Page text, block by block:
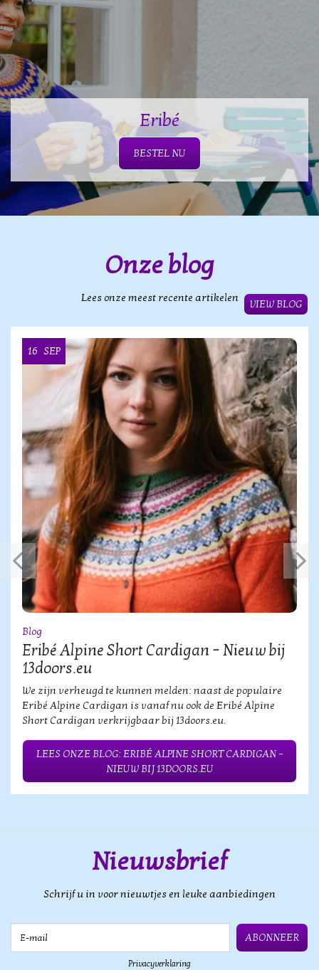
Eribé
BESTEL NU
Onze blog
Lees onze meest recente artikelen
VIEW BLOG
16 SEP
Blog
Eribé Alpine Short Cardigan – Nieuw bij
13doors.eu
We zijn verheugd te kunnen melden: naast de populaire
Eribé Alpine Cardigan is vanaf nu ook de Eribé Alpine
Short Cardigan verkrijgbaar bij 13doors.eu.
LEES ONZE BLOG: ERIBÉ ALPINE SHORT CARDIGAN –
NIEUW BIJ 13DOORS.EU
Nieuwsbrief
Schrijf u in voor nieuwtjes en leuke aanbiedingen
ABONNEER
Privacyverklaring